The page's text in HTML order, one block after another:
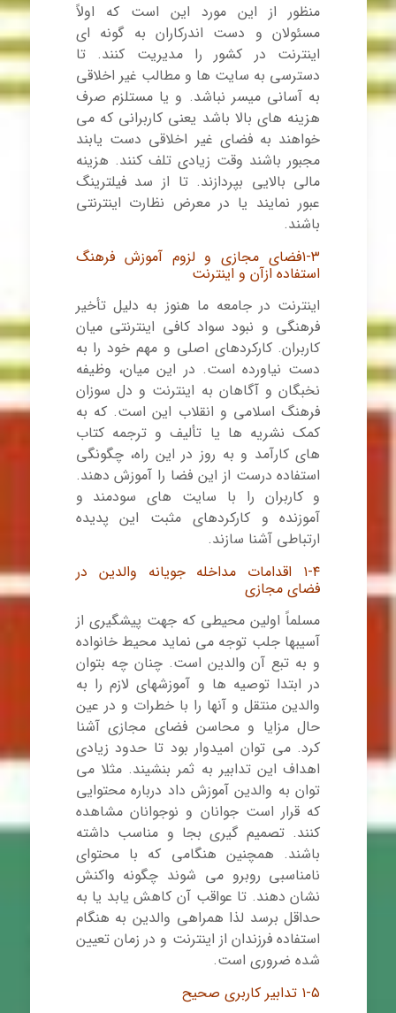
منظور از این مورد این است که اولاً
مسئولان و دست اندرکاران به گونه ای
اینترنت در کشور را مدیریت کنند. تا
دسترسی به سایت ها و مطالب غیر اخلاقی
به آسانی میسر نباشد. و یا مستلزم صرف
هزینه های بالا باشد یعنی کاربرانی که می
خواهند به فضای غیر اخلاقی دست یابند
مجبور باشند وقت زیادی تلف کنند. هزینه
مالی بالایی بپردازند. تا از سد فیلترینگ
عبور نمایند یا در معرض نظارت اینترنتی
باشند.
۱-۳فضای مجازی ولزوم آموزش فرهنگ
استفاده ازآن و اینترنت
اینترنت در جامعه ما هنوز به دلیل تأخیر
فرهنگی و نبود سواد کافی اینترنتی میان
کاربران. کارکردهای اصلی و مهم خود را به
دست نیاورده است. در این میان، وظیفه
نخبگان و آگاهان به اینترنت و دل سوزان
فرهنگ اسلامی و انقلاب این است. که به
کمک نشریه ها یا تألیف و ترجمه کتاب
های کارآمد و به روز در این راه، چگونگی
استفاده درست از این فضا را آموزش دهند.
و کاربران را با سایت های سودمند و
آموزنده و کارکردهای مثبت این پدیده
ارتباطی آشنا سازند.
۱-۴ اقدامات مداخله جویانه والدین در
فضای مجازی
مسلماً اولین محیطی که جهت پیشگیری از
آسیبها جلب توجه می نماید محیط خانواده
و به تبع آن والدین است. چنان چه بتوان
در ابتدا توصیه ها و آموزشهای لازم را به
والدین منتقل و آنها را با خطرات و در عین
حال مزایا و محاسن فضای مجازی آشنا
کرد. می توان امیدوار بود تا حدود زیادی
اهداف این تدابیر به ثمر بنشیند. مثلا می
توان به والدین آموزش داد درباره محتوایی
که قرار است جوانان و نوجوانان مشاهده
کنند. تصمیم گیری بجا و مناسب داشته
باشند. همچنین هنگامی که با محتوای
نامناسبی روبرو می شوند چگونه واکنش
نشان دهند. تا عواقب آن کاهش یابد یا به
حداقل برسد لذا همراهی والدین به هنگام
استفاده فرزندان از اینترنت و در زمان تعیین
شده ضروری است.
۱-۵ تدابیر کاربری صحیح